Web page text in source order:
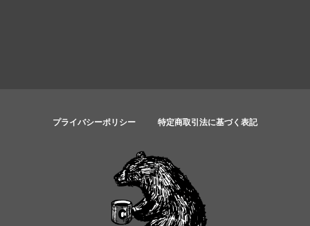
プライバシーポリシー 特定商取引法に基づく表記